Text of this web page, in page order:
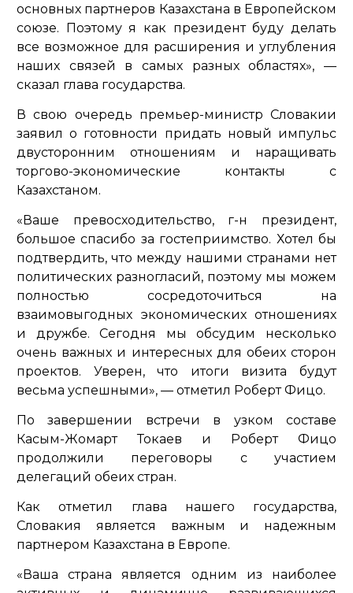
основных партнеров Казахстана в Европейском
союзе. Поэтому я как президент буду делать
все возможное для расширения и углубления
наших связей в самых разных областях», —
сказал глава государства.
В свою очередь премьер-министр Словакии
заявил о готовности придать новый импульс
двусторонним отношениям и наращивать
торгово-экономические контакты с
Казахстаном.
«Ваше превосходительство, г-н президент,
большое спасибо за гостеприимство. Хотел бы
подтвердить, что между нашими странами нет
политических разногласий, поэтому мы можем
полностью сосредоточиться на
взаимовыгодных экономических отношениях
и дружбе. Сегодня мы обсудим несколько
очень важных и интересных для обеих сторон
проектов. Уверен, что итоги визита будут
весьма успешными», — отметил Роберт Фицо.
По завершении встречи в узком составе
Касым-Жомарт Токаев и Роберт Фицо
продолжили переговоры с участием
делегаций обеих стран.
Как отметил глава нашего государства,
Словакия является важным и надежным
партнером Казахстана в Европе.
«Ваша страна является одним из наиболее